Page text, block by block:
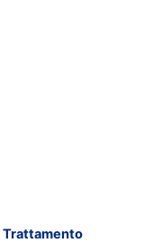
Trattamento